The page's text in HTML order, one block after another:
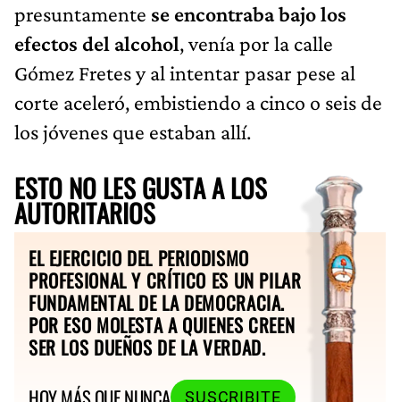
presuntamente se encontraba bajo los
efectos del alcohol, venía por la calle
Gómez Fretes y al intentar pasar pese al
corte aceleró, embistiendo a cinco o seis de
los jóvenes que estaban allí.
ESTO NO LES GUSTA A LOS
AUTORITARIOS
EL EJERCICIO DEL PERIODISMO
PROFESIONAL Y CRÍTICO ES UN PILAR
FUNDAMENTAL DE LA DEMOCRACIA.
POR ESO MOLESTA A QUIENES CREEN
SER LOS DUEÑOS DE LA VERDAD.
SUSCRIBITE